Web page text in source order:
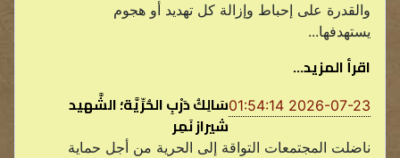
والقدرة على إحباط وإزالة كل تهديد أو هجوم
يستهدفها...
اقرأ المزيد...
2026-07-23 01:54:14
سَالِكُ دَرْبِ الحُرِّيَّة؛ الشَّهيد
شيراز نَمِر
ناضلت المجتمعات التواقة إلى الحرية من أجل حماية